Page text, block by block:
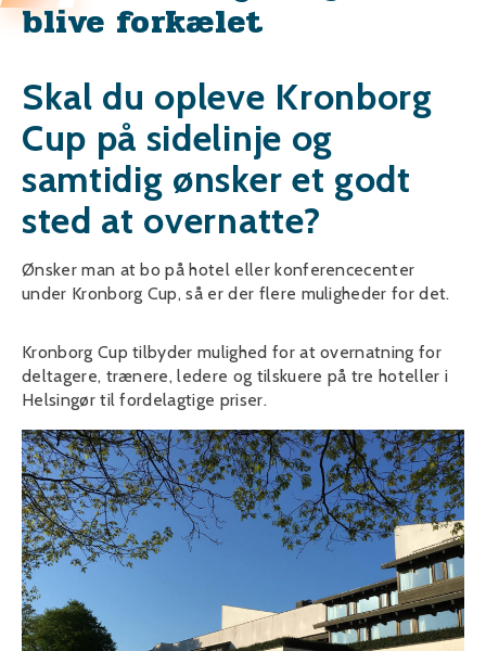
blive forkælet
Skal du opleve Kronborg
Cup på sidelinje og
samtidig ønsker et godt
sted at overnatte?
Ønsker man at bo på hotel eller konferencecenter
under Kronborg Cup, så er der flere muligheder for det.
Kronborg Cup tilbyder mulighed for at overnatning for
deltagere, trænere, ledere og tilskuere på tre hoteller i
Helsingør til fordelagtige priser.